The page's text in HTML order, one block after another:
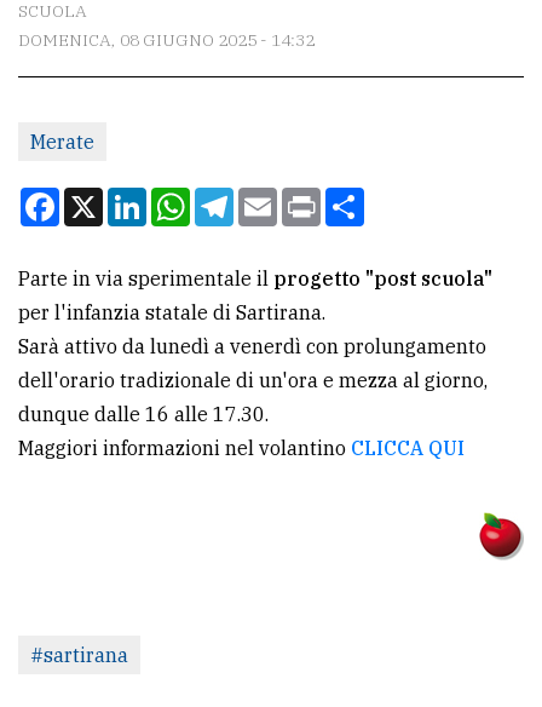
redazione
Scrivici
la
tua
pubblicità
CERCA
SCUOLA
DOMENICA, 08 GIUGNO 2025 - 14:32
Merate
Facebook
X LinkedInWhatsApp
Telegram
EmailPrint
Parte in via sperimentale il progetto "post scuola"
per l'infanzia statale di Sartirana.
Sarà attivo da lunedì a venerdì con prolungamento
dell'orario tradizionale di un'ora e mezza al giorno,
dunque dalle 16 alle 17.30.
Maggiori informazioni nel volantino CLICCA QUI
#sartirana